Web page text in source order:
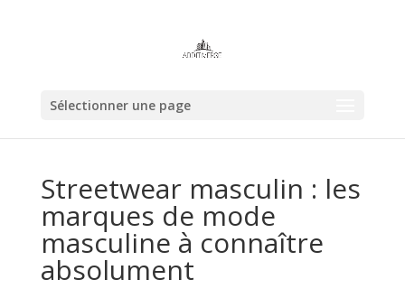
Sélectionner une page
Streetwear masculin : les
marques de mode
masculine à connaître
absolument